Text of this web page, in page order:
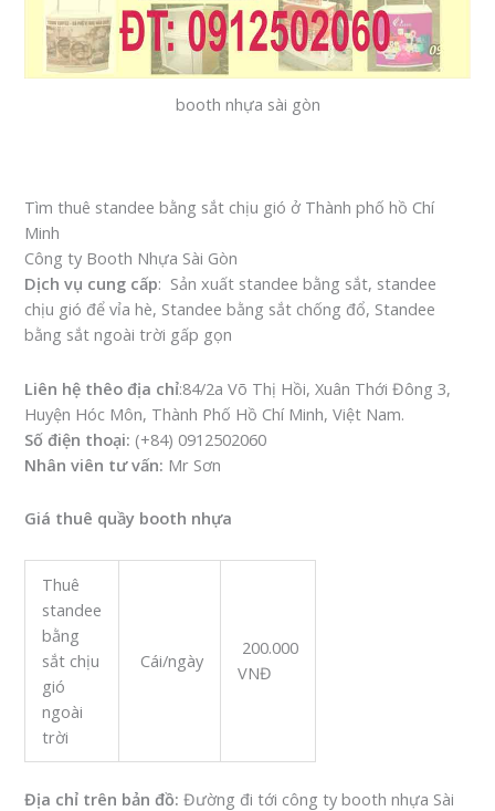
booth nhựa sài gòn
Tìm thuê standee bằng sắt chịu gió ở Thành phố hồ Chí
Minh
Công ty Booth Nhựa Sài Gòn
Dịch vụ cung cấp: Sản xuất standee bằng sắt, standee
chịu gió để vỉa hè, Standee bằng sắt chống đổ, Standee
bằng sắt ngoài trời gấp gọn
Liên hệ thêo địa chỉ:84/2a Võ Thị Hồi, Xuân Thới Đông 3,
Huyện Hóc Môn, Thành Phố Hồ Chí Minh, Việt Nam.
Số điện thoại: (+84) 0912502060
Nhân viên tư vấn: Mr Sơn
Giá thuê quầy booth nhựa
Thuê
standee
bằng
sắt chịu
gió
ngoài
trời
Cái/ngày
200.000
VNĐ
Địa chỉ trên bản đồ:Đường đi tới công ty booth nhựa Sài